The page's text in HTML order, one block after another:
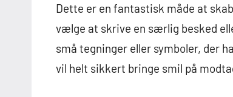
Dette er en fantastisk måde at
vælge at skrive en særlig besked
små tegninger eller symboler, der
vil helt sikkert bringe smil på